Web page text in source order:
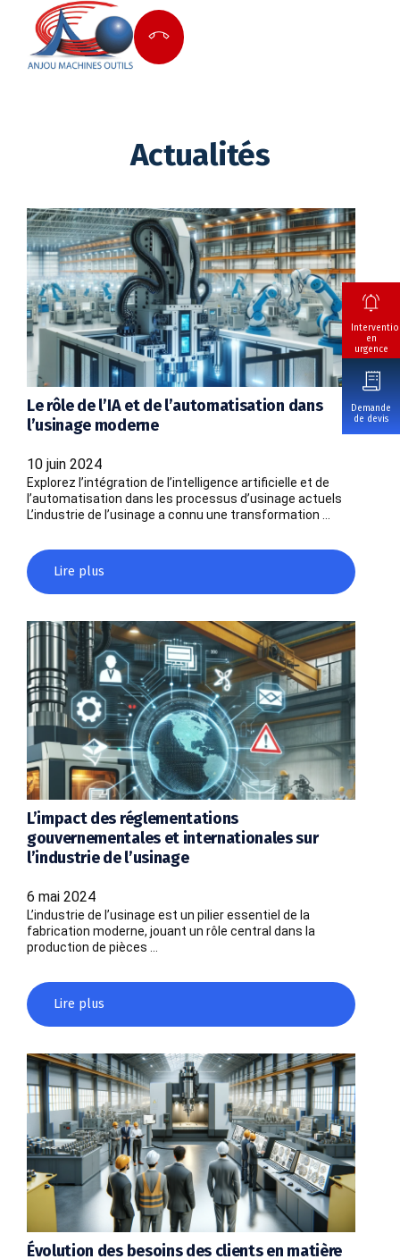
en
urgence
Demande
de devis
Actualités
Le rôle de l’IA et de l’automatisation dans
l’usinage moderne
10 juin 2024
Explorez l’intégration de l’intelligence artificielle et de
l’automatisation dans les processus d’usinage actuels
L’industrie de l’usinage a connu une transformation …
Lire plus
L’impact des réglementations
gouvernementales et internationales sur
l’industrie de l’usinage
6 mai 2024
L’industrie de l’usinage est un pilier essentiel de la
fabrication moderne, jouant un rôle central dans la
production de pièces …
Lire plus
Évolution des besoins des clients en matière